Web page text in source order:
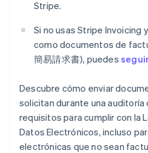
Stripe.
Si no usas Stripe Invoicing
como documentos de
簡易請求書), puedes
Descubre cómo enviar
solicitan durante una
requisitos para cumplir con la
Datos Electrónicos, incluso
electrónicas que no sean